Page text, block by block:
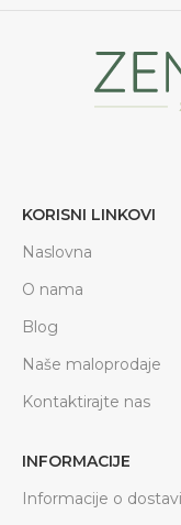
KORISNI LINKOVI
Naslovna
O nama
Blog
Naše maloprodaje
Kontaktirajte nas
INFORMACIJE
Informacije o dostavi